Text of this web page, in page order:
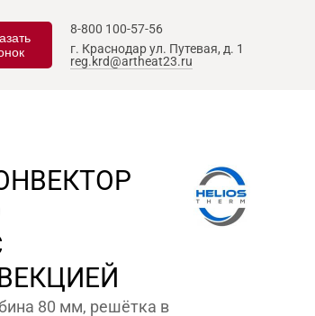
8-800 100-57-56
г. Краснодарул. Путевая, д. 1
reg.krd@artheat23.ru
80 мм, решётка в